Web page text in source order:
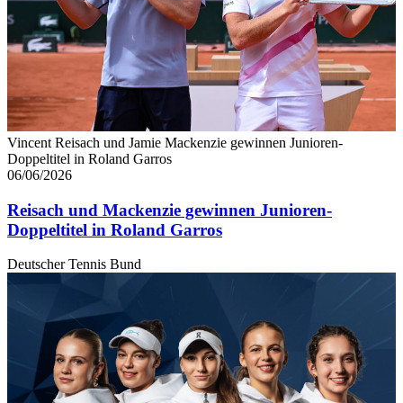
soziale Medien, Werbung und Analysen weiter. Unsere
Partner führen diese Informationen möglicherweise mit
weiteren Daten zusammen, die Sie ihnen bereitgestellt
haben oder die sie im Rahmen Ihrer Nutzung der Dienste
gesammelt haben. Die
Cookie-Einstellungen können
jederzeit über den Link im Footer aufgerufen und
angepasst werden.
Vincent Reisach und Jamie Mackenzie gewinnen Junioren-
Doppeltitel in Roland Garros
06/06/2026
Reisach und Mackenzie gewinnen Junioren-
Doppeltitel in Roland Garros
Deutscher Tennis Bund